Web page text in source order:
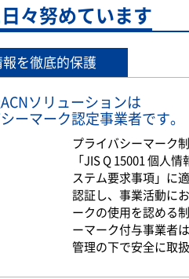
々努めています
を徹底的保護
ソリューションは
ーマーク認定事業者です。
プライバシーマーク
「JIS Q 15001 個人
ステム要求事項」に
認証し、事業活動に
ークの使用を認める
ーマーク付与事業者
管理の下で安全に取